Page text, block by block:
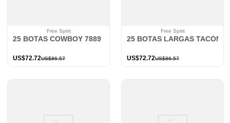
Free Spirit
25 BOTAS COWBOY 7889
US$86.57
US$72.72
Free Spirit
25 BOTAS LARGAS TACÓN
US$86.57
US$72.72